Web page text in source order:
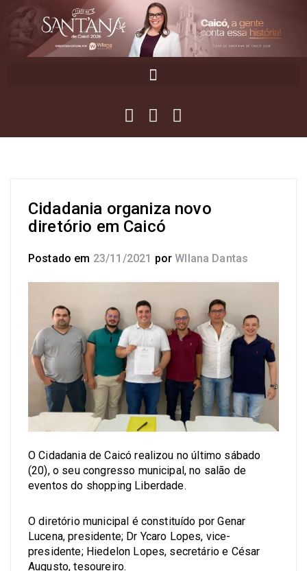
Cidadania organiza novo
diretório em Caicó
Postado em 23/11/2021 por Wllana Dantas
O Cidadania de Caicó realizou no último sábado
(20), o seu congresso municipal, no salão de
eventos do shopping Liberdade.
O diretório municipal é constituído por Genar
Lucena, presidente; Dr Ycaro Lopes, vice-
presidente; Hiedelon Lopes, secretário e César
Augusto, tesoureiro.